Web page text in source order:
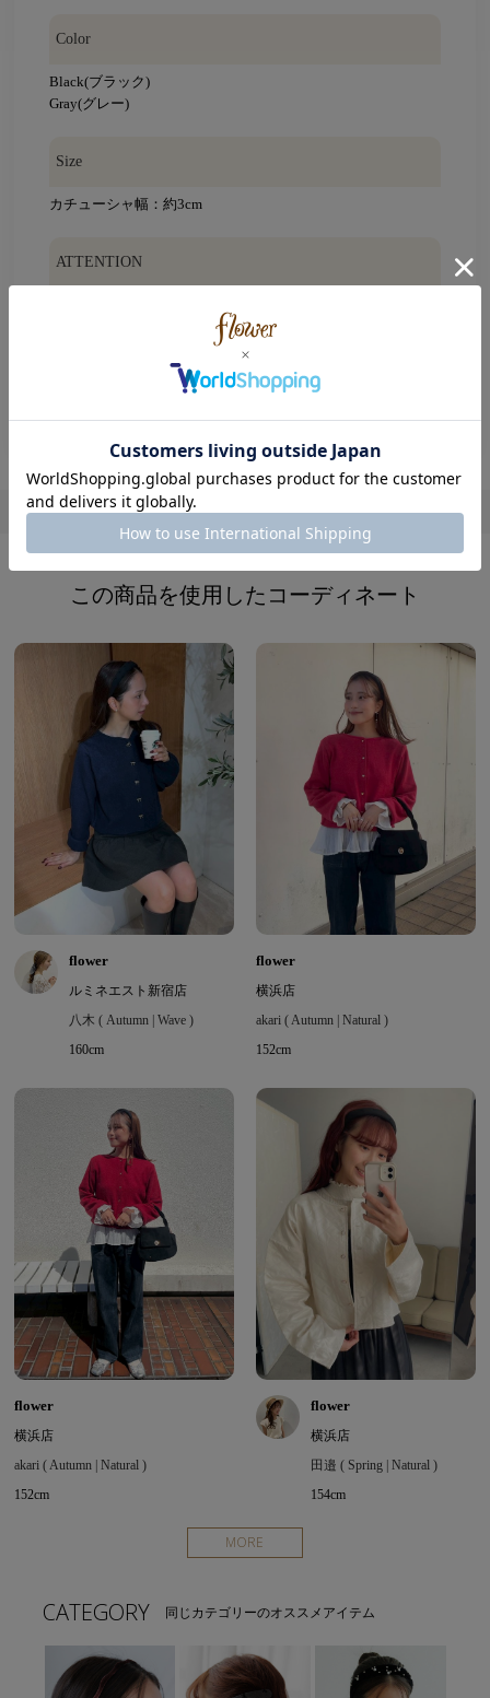
Color
Black(ブラック)
Gray(グレー)
Size
カチューシャ幅：約3cm
ATTENTION
※摩擦や引っ張り等により、破損する恐れがありますので、
丁寧にお取り扱い下さい。ご使用の際に周囲のものとの引っ
かかりにご注意下さい。
レビューを書く
この商品を使用したコーディネート
flower
ルミネエスト新宿店
八木 ( Autumn | Wave )
160cm
flower
横浜店
akari ( Autumn | Natural )
152cm
flower
横浜店
akari ( Autumn | Natural )
152cm
flower
横浜店
田邉 ( Spring | Natural )
154cm
MORE
CATEGORY 同じカテゴリーのオススメアイテム